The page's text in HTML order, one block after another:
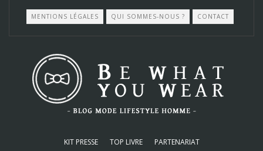
MENTIONS LÉGALES QUI SOMMES-NOUS ? CONTACT
KIT PRESSE TOP LIVRE PARTENARIAT